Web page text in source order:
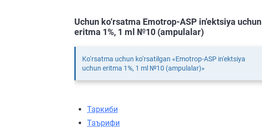
Uchun ko‘rsatma Emotrop-ASP in'ektsiya uchun
eritma 1%, 1 ml №10 (ampulalar)
Ko‘rsatma uchun ko‘rsatilgan «Emotrop-ASP in'ektsiya
uchun eritma 1%, 1 ml №10 (ampulalar)»
Таркиби
Таърифи